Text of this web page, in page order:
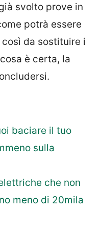
svolto prove in
potrà essere
da sostituire i
è certa, la
baciare il tuo
sulla
che non
meno di 20mila